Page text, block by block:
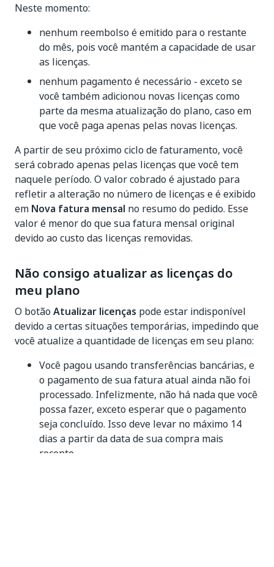
Neste momento:
nenhum reembolso é emitido para o restante
do mês, pois você mantém a capacidade de usar
as licenças.
nenhum pagamento é necessário - exceto se
você também adicionou novas licenças como
parte da mesma atualização do plano, caso em
que você paga apenas pelas novas licenças.
A partir de seu próximo ciclo de faturamento, você
será cobrado apenas pelas licenças que você tem
naquele período. O valor cobrado é ajustado para
refletir a alteração no número de licenças e é exibido
em Nova fatura mensal no resumo do pedido. Esse
valor é menor do que sua fatura mensal original
devido ao custo das licenças removidas.
Não consigo atualizar as licenças do
meu plano
O botão Atualizar licenças pode estar indisponível
devido a certas situações temporárias, impedindo que
você atualize a quantidade de licenças em seu plano:
Você pagou usando transferências bancárias, e
o pagamento de sua fatura atual ainda não foi
processado. Infelizmente, não há nada que você
possa fazer, exceto esperar que o pagamento
seja concluído. Isso deve levar no máximo 14
dias a partir da data de sua compra mais
recente.